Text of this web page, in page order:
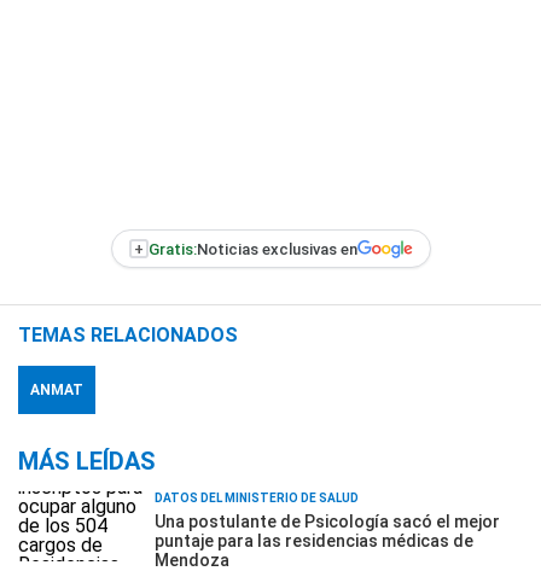
+ Gratis:Noticias exclusivas en
TEMAS RELACIONADOS
ANMAT
MÁS LEÍDAS
DATOS DEL MINISTERIO DE SALUD
Una postulante de Psicología sacó el mejor
puntaje para las residencias médicas de
Mendoza